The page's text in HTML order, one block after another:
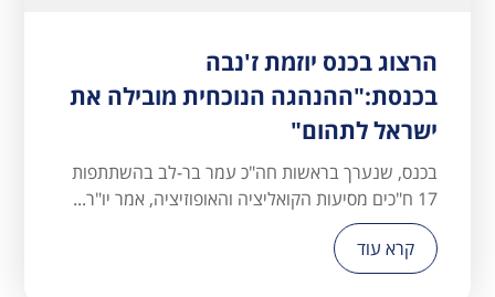
הרצוג בכנס יוזמת ז'נבה
בכנסת:"ההנהגה הנוכחית מובילה את
ישראל לתהום"
בכנס, שנערך בראשות חה"כ עמר בר-לב בהשתתפות
17 ח"כים מסיעות הקואליציה והאופוזיציה, אמר יו"ר...
קרא עוד